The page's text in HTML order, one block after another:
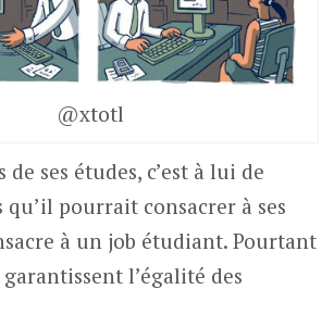
@xtotl
ses études, c’est à lui de
qu’il pourrait consacrer à ses
à un job étudiant. Pourtant
l’égalité des